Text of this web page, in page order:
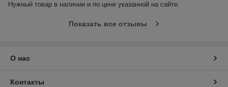
Нужный товар в наличии и по цене указанной на сайте.
Показать все отзывы
О нас
Контакты